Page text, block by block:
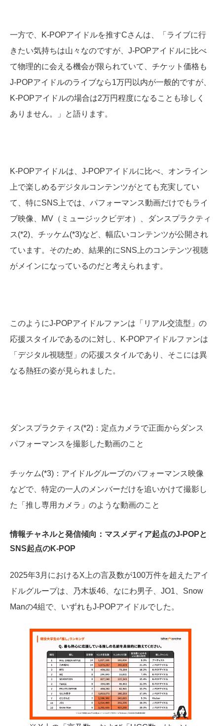
一方で、K-POPアイドルを推すCさんは、「ライブに行
きたい気持ちは山々なのですが、J-POPアイドルに比べ
て物理的に会える機会が限られていて、チケット価格も
J-POPアイドルのライブなら1万円以内が一般的ですが、
K-POPアイドルの場合は2万円程度になることも珍しく
ありません。」と語ります。
K-POPアイドルは、J-POPアイドルに比べ、オンライン
上で楽しめるデジタルコンテンツがとても充実してい
て、特にSNS上では、パフォーマンス動画だけでもライ
ブ映像、MV（ミュージックビデオ）、ダンスプラクティ
ス(*2)、チッケム(*3)など、幅広いコンテンツが公開され
ています。そのため、結果的にSNS上のコンテンツ視聴
がメインになっているのだと考えられます。
このようにJ-POPアイドルファンは「リアル交流型」の
応援スタイルであるのに対し、K-POPアイドルファンは
「デジタル視聴型」の応援スタイルであり、そこには異
なる熱狂の姿が見られました。
ダンスプラクティス(*2)：定点カメラで正面からダンス
パフォーマンスを撮影した動画のこと
チッケム(*3)：アイドルグループのパフォーマンス映像
などで、特定の一人のメンバーだけを追いかけて撮影し
た「推し専用カメラ」のような動画のこと
情報チャネルと発信傾向：マスメディア起点のJ-POPと
SNS起点のK-POP
2025年3月におけるX上の言及数が100万件を超えたアイ
ドルグループは、乃木坂46、なにわ男子、JO1、Snow
Manの4組で、いずれもJ-POPアイドルでした。